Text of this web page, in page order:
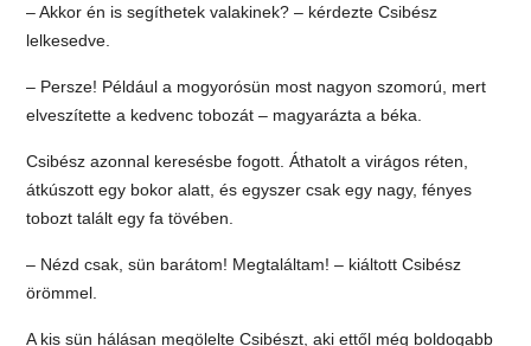
– Akkor én is segíthetek valakinek? – kérdezte Csibész
lelkesedve.
– Persze! Például a mogyorósün most nagyon szomorú, mert
elveszítette a kedvenc tobozát – magyarázta a béka.
Csibész azonnal keresésbe fogott. Áthatolt a virágos réten,
átkúszott egy bokor alatt, és egyszer csak egy nagy, fényes
tobozt talált egy fa tövében.
– Nézd csak, sün barátom! Megtaláltam! – kiáltott Csibész
örömmel.
A kis sün hálásan megölelte Csibészt, aki ettől még boldogabb